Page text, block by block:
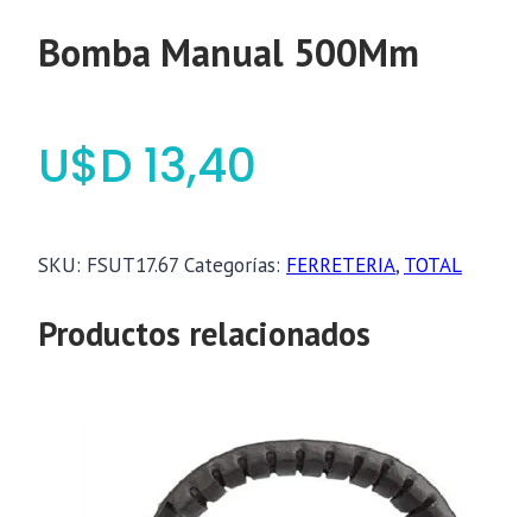
Bomba Manual 500Mm
$ 13,40
SKU: FSUT17.67 Categorías: FERRETERIA, TOTAL
Productos relacionados